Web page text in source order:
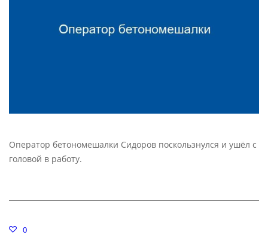
Оператор бетономешалки Сидоров поскользнулся и ушёл с
головой в работу.
0